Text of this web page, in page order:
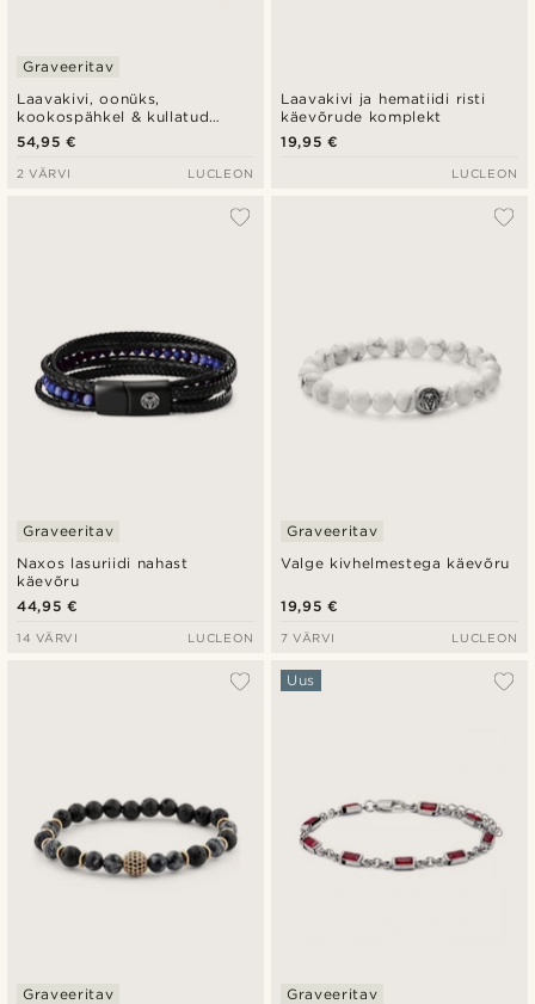
Laavakivi, oonüks,
kookospähkel & kullatud
sterlingi hõbe käevõru
komplekt
Graveeritav
54,95 €
2 VÄRVI LUCLEON
Laavakivi ja hematiidi risti
käevõrude komplekt
19,95 €
LUCLEON
Naxos lasuriidi nahast
käevõru
Graveeritav
44,95 €
14 VÄRVI LUCLEON
Valge kivhelmestega käevõru
Graveeritav
19,95 €
7 VÄRVI LUCLEON
Graveeritav
Uus
Graveeritav